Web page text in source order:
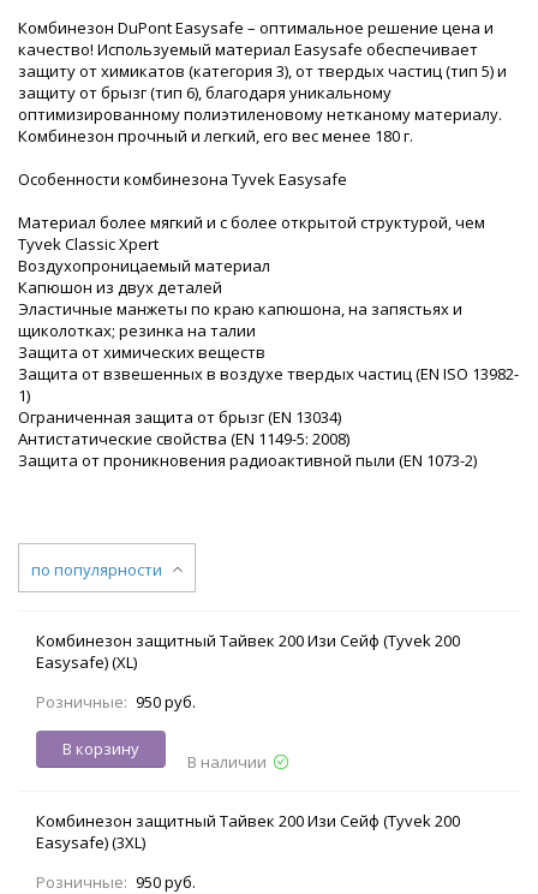
Комбинезон DuPont Easysafe – оптимальное решение цена и
качество! Используемый материал Easysafe обеспечивает
защиту от химикатов (категория 3), от твердых частиц (тип 5) и
защиту от брызг (тип 6), благодаря уникальному
оптимизированному полиэтиленовому нетканому материалу.
Комбинезон прочный и легкий, его вес менее 180 г.
Особенности комбинезона Tyvek Easysafe
Материал более мягкий и с более открытой структурой, чем
Tyvek Classic Xpert
Воздухопроницаемый материал
Капюшон из двух деталей
Эластичные манжеты по краю капюшона, на запястьях и
щиколотках; резинка на талии
Защита от химических веществ
Защита от взвешенных в воздухе твердых частиц (EN ISO 13982-
1)
Ограниченная защита от брызг (EN 13034)
Антистатические свойства (EN 1149-5: 2008)
Защита от проникновения радиоактивной пыли (EN 1073-2)
по популярности
Комбинезон защитный Тайвек 200 Изи Сейф (Tyvek 200
Easysafe) (XL)
Розничные: 950 руб.
В корзину
В наличии
Комбинезон защитный Тайвек 200 Изи Сейф (Tyvek 200
Easysafe) (3XL)
Розничные: 950 руб.